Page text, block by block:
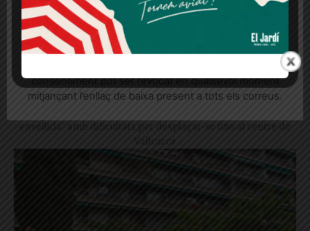
L’Ajuntament descarta un nou CAP a la
Bonanova per aquest mandat
envellida" amb dificultats per desplaçar-se fins al centre de
Vallcarca
Quan l’usuari crea un compte al Diari el Jardí, dona el
seu consentiment explícit per rebre comunicacions
consentiment pot ser revocat en qualsevol moment
mitjançant l’enllaç de baixa present a tots els correus.